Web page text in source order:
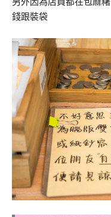
錢跟裝袋